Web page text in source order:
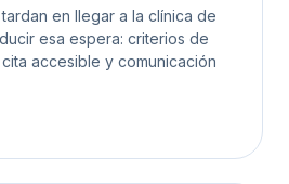
en llegar a la clínica de
esa espera: criterios de
accesible y comunicación